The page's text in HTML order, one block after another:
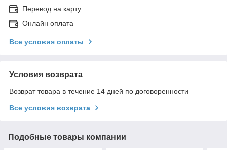
Перевод на карту
Онлайн оплата
Все условия оплаты
Условия возврата
Возврат товара в течение 14 дней по договоренности
Все условия возврата
Подобные товары компании